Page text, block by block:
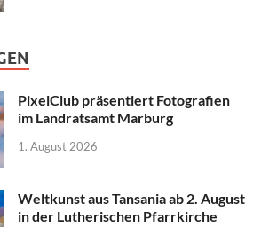
PixelClub präsentiert Fotografien
im Landratsamt Marburg
1. August 2026
Weltkunst aus Tansania ab 2. August
in der Lutherischen Pfarrkirche